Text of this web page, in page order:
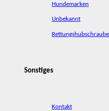
Hundemarken
Unbekannt
Sonstiges
Kontakt